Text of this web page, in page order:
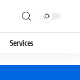
Services